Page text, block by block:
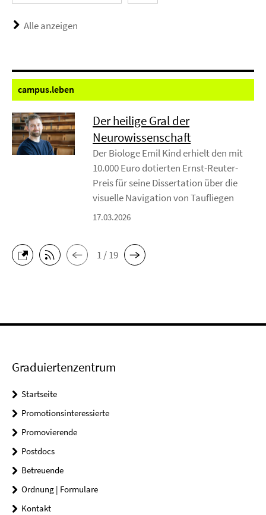
Alle anzeigen
campus.leben
Der heilige Gral der
Neurowissenschaft
Der Biologe Emil Kind erhielt den mit
10.000 Euro dotierten Ernst-Reuter-
Preis für seine Dissertation über die
visuelle Navigation von Taufliegen
17.03.2026
1 / 19
Graduiertenzentrum
Startseite
Promotionsinteressierte
Promovierende
Postdocs
Betreuende
Ordnung | Formulare
Kontakt